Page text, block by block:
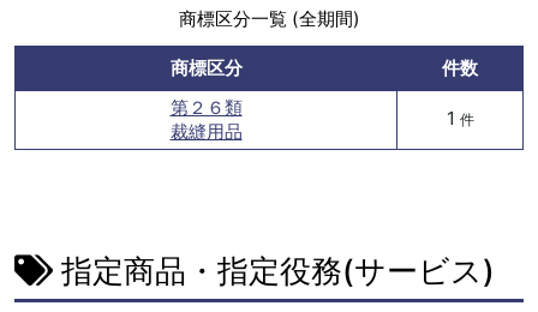
商標区分一覧 (全期間)
商標区分
件数
第２６類
裁縫用品
1 件
指定商品・指定役務(サービス)